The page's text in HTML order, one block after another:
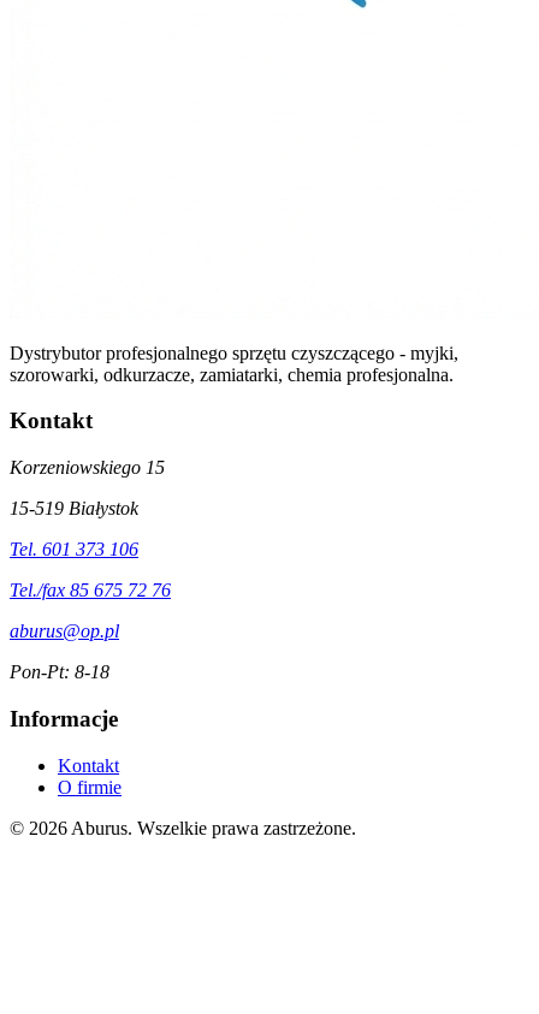
Dystrybutor profesjonalnego sprzętu czyszczącego - myjki,
szorowarki, odkurzacze, zamiatarki, chemia profesjonalna.
Kontakt
Korzeniowskiego 15
15-519 Białystok
Tel. 601 373 106
Tel./fax 85 675 72 76
aburus@op.pl
Pon-Pt: 8-18
Informacje
Kontakt
O firmie
© 2026 Aburus. Wszelkie prawa zastrzeżone.